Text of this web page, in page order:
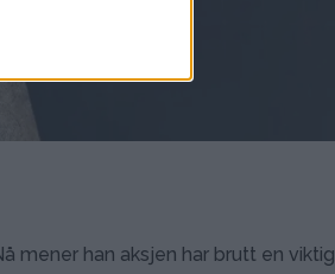
mener han aksjen har brutt en viktig